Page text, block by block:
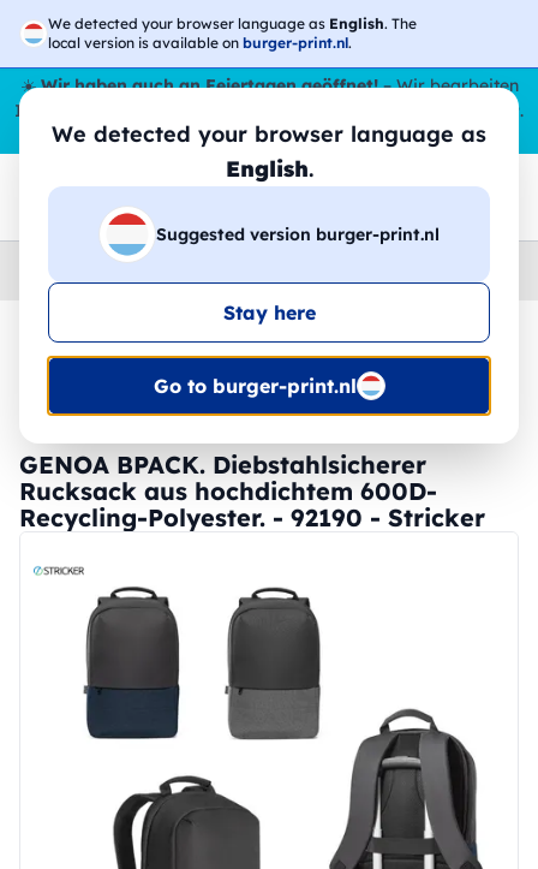
We detected your browser language as English. The
local version is available on burger-print.nl.
We detected your browser language as
English.
Suggested version burger-print.nl
Stay here
Go to burger-print.nl
☀️Wir haben auch an Feiertagen geöffnet!– Wir bearbeiten
Ihre Bestellungen den ganzen Sommer über,
sogar im August.
😎🌴
Home
🔥 -30 % DTF-Druck
GENOA BPACK. Diebstahlsicherer
Rucksack aus hochdichtem 600D-
Recycling-Polyester. - 92190 - Stricker